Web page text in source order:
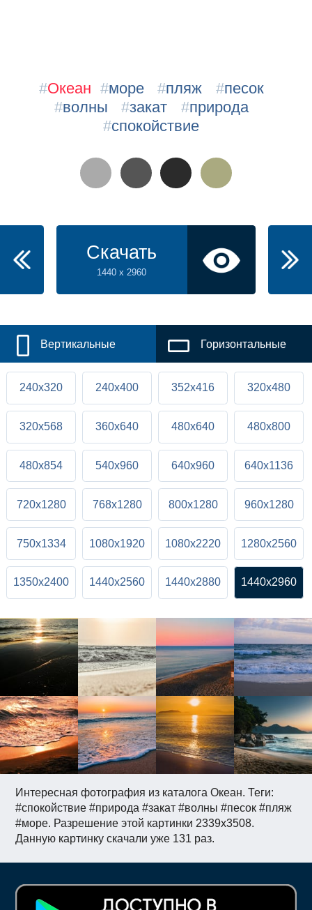
Интересная фотография из каталога Океан. Теги:
#спокойствие #природа #закат #волны #песок #пляж
#море. Разрешение этой картинки 2339x3508.
Данную картинку скачали уже 131 раз.
#Океан #море #пляж #песок
#волны #закат #природа
#спокойствие
Скачать
1440 x 2960
Вертикальные Горизонтальные
240x320 240x400 352x416 320x480
320x568 360x640 480x640 480x800
480x854 540x960 640x960 640x1136
720x1280 768x1280 800x1280 960x1280
750x1334 1080x1920 1080x2220 1280x2560
1350x2400 1440x2560 1440x2880 1440x2960